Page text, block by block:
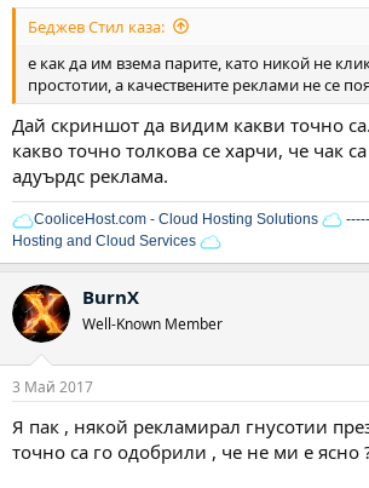
Беджев Стил каза:
е как да им взема парите, като никой не
простотии, а качествените реклами не се
Дай скриншот да видим какви точно
какво точно толкова се харчи, че чак
адуърдс реклама.
CooliceHost.com - Cloud Hosting Solutions
Hosting and Cloud Services
BurnX
Well-Known Member
3 Май 2017
Я пак , някой рекламирал гнусотии
точно са го одобрили , че не ми е ясно